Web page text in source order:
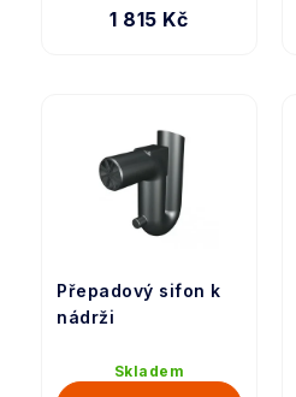
1 815 Kč
Přepadový sifon k
nádrži
Skladem